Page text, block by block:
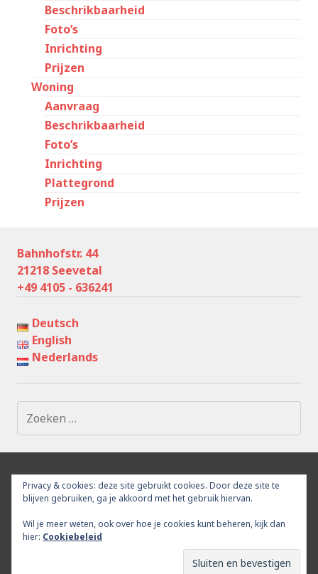
Beschrikbaarheid
Foto’s
Inrichting
Prijzen
Woning
Aanvraag
Beschrikbaarheid
Foto’s
Inrichting
Plattegrond
Prijzen
Bahnhofstr. 44
21218 Seevetal
+49 4105 - 636241
Deutsch
English
Nederlands
naar:
IMPRESSUM PRIVACY POLICY AFTREDEN
OMGEVING
CONTACT
Theme: Goran by
Privacy & cookies: deze site gebruikt cookies. Door deze site te
blijven gebruiken, ga je akkoord met het gebruik hiervan.
Wil je meer weten, ook over hoe je cookies kunt beheren, kijk dan
hier: Cookiebeleid